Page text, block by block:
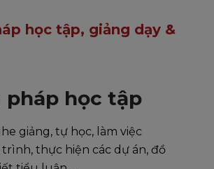
học tập, giảng dạy &
pháp học tập
giảng, tự học, làm việc
thực hiện các dự án, đồ